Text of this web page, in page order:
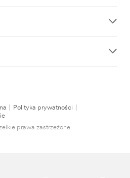
Polityka prywatności
prawa zastrzeżone.